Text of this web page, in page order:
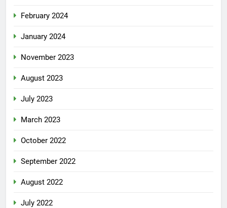
February 2024
January 2024
November 2023
August 2023
July 2023
March 2023
October 2022
September 2022
August 2022
July 2022